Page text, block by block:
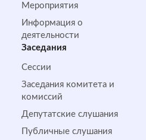
Мероприятия
Информация о
деятельности
Заседания
Сессии
Заседания комитета и
комиссий
Депутатские слушания
Публичные слушания